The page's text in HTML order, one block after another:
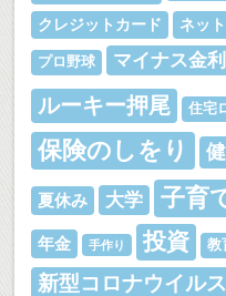
クレジットカード ネッ
プロ野球 マイナス金利
ルーキー押尾 住宅
保険のしをり
夏休み 大学 子育
年金 手作り 投資 教
新型コロナウイルス